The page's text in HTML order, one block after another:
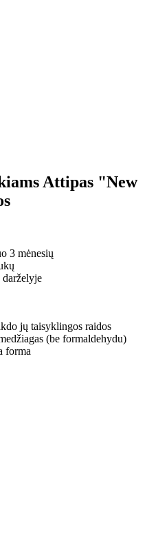
Attipas "New
3 mėnesių
darželyje
jų taisyklingos raidos
(be formaldehydu)
forma